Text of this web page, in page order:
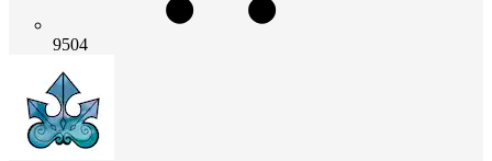
9504